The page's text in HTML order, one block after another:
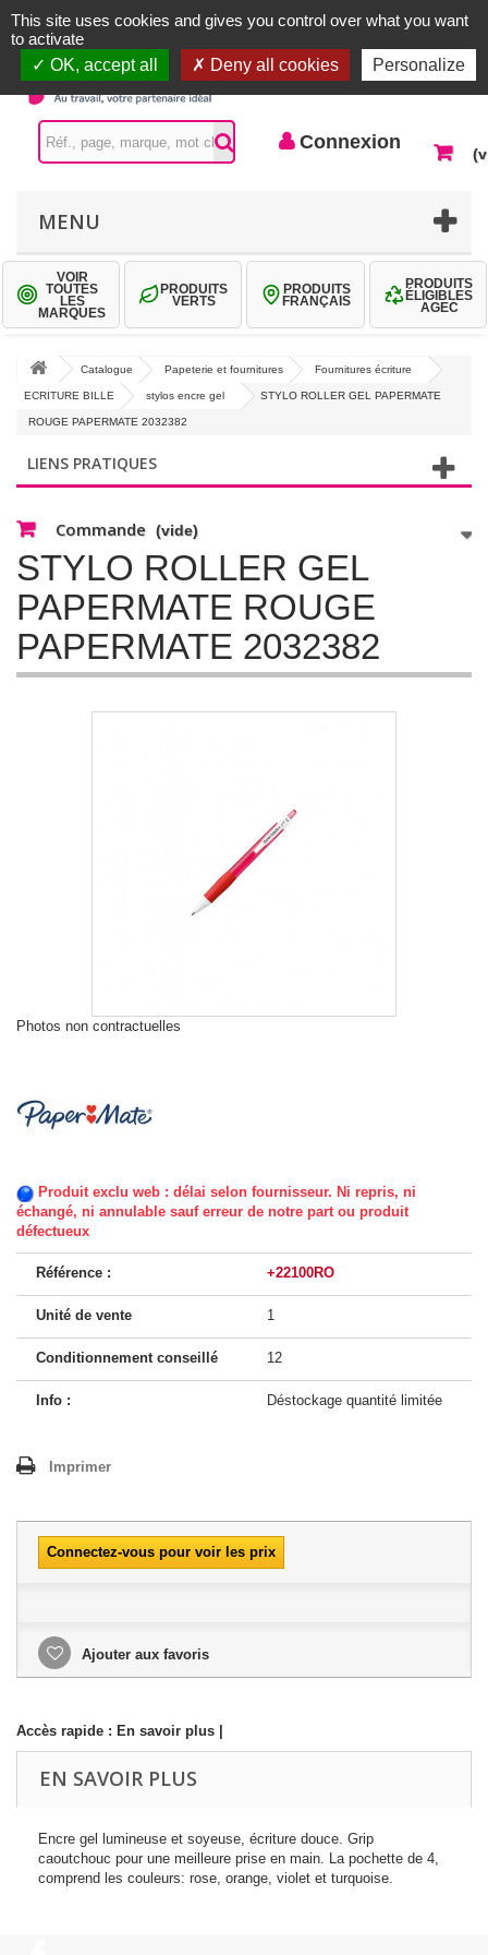
Contactez-nous
Connexion
MENU
VOIR
TOUTES
LES
MARQUES
PRODUITS
VERTS
PRODUITS
FRANÇAIS
PRODUITS
ÉLIGIBLES
AGEC
Catalogue Papeterie et fournitures Fournitures écriture
ECRITURE BILLE stylos encre gel STYLO ROLLER GEL PAPERMATE
ROUGE PAPERMATE 2032382
LIENS PRATIQUES
Commande (vide)
STYLO ROLLER GEL
PAPERMATE ROUGE
PAPERMATE 2032382
Photos non contractuelles
Produit exclu web : délai selon fournisseur. Ni repris, ni
échangé, ni annulable sauf erreur de notre part ou produit
défectueux
Référence : +22100RO
Unité de vente 1
Conditionnement conseillé 12
Info : Déstockage quantité limitée
Imprimer
Connectez-vous pour voir les prix
Ajouter aux favoris
Accès rapide : En savoir plus
EN SAVOIR PLUS
Encre gel lumineuse et soyeuse, écriture douce. Grip
caoutchouc pour une meilleure prise en main. La pochette de 4,
comprend les couleurs: rose, orange, violet et turquoise.
This site uses cookies and gives you control over what you want
to activate
OK, accept all
Deny all cookies Personalize